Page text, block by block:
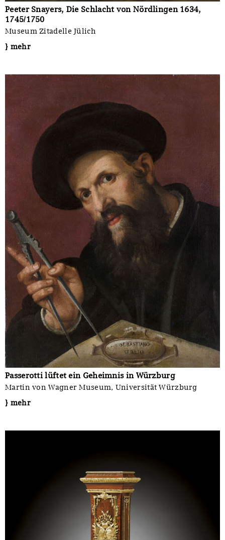
Peeter Snayers, Die Schlacht von Nördlingen 1634,
1745/1750
Museum Zitadelle Jülich
} mehr
Passerotti lüftet ein Geheimnis in Würzburg
Martin von Wagner Museum, Universität Würzburg
} mehr